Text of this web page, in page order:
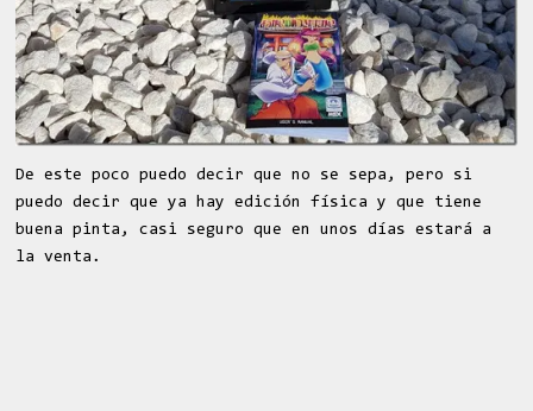
De este poco puedo decir que no se sepa, pero si
puedo decir que ya hay edición física y que tiene
buena pinta, casi seguro que en unos días estará a
la venta.